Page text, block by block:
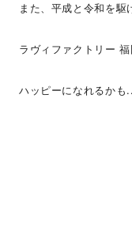
また、平成と令和を駆
ラヴィファクトリー
ハッピーになれるかも